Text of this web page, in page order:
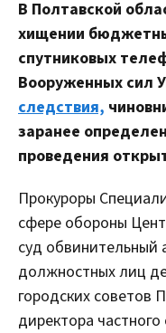
В Полтавской
хищении
спутниковых
Вооруженных сил
следствия,
заранее
проведения
Прокуроры
сфере обороны
суд обвинительный
должностных лиц
городских советов
директора